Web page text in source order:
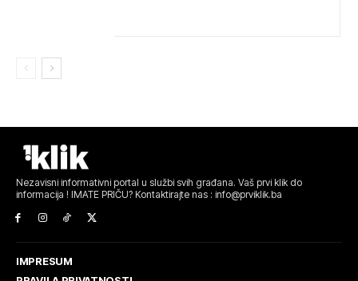
Nezavisni informativni portal u službi svih građana. Vaš prvi klik do
informacija ! IMATE PRIČU? Kontaktirajte nas : info@prviklik.ba
IMPRESUM